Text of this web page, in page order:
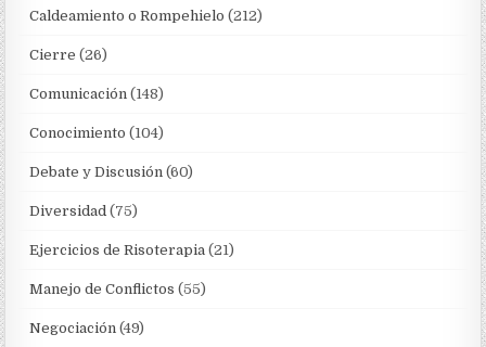
Caldeamiento o Rompehielo (212)
Cierre (26)
Comunicación (148)
Conocimiento (104)
Debate y Discusión (60)
Diversidad (75)
Ejercicios de Risoterapia (21)
Manejo de Conflictos (55)
Negociación (49)